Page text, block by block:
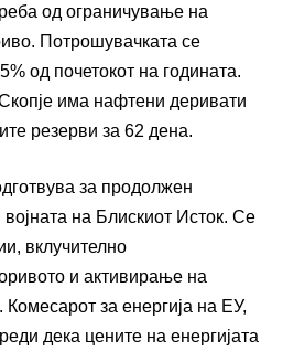
од ограничување на
Потрошувачката се
од почетокот на годината.
има нафтени деривати
резерви за 62 дена.
за продолжен
на Блискиот Исток. Се
вклучително
и активирање на
за енергија на ЕУ,
дека цените на енергијата